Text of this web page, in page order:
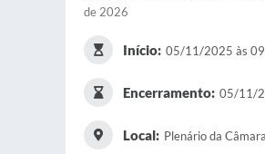
de 2026
Início: 05/11/2025 às
Encerramento: 05/11/
Local: Plenário da